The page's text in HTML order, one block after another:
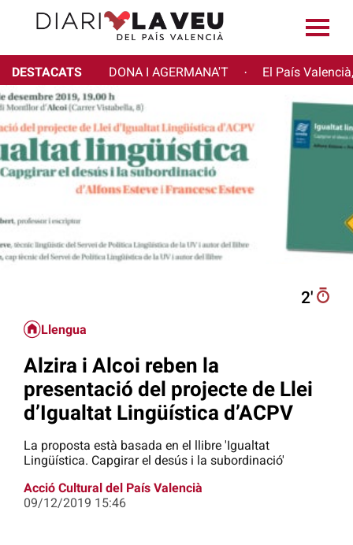
DESTACATS DONA I AGERMANA'T · El País
2′
Llengua
Alzira i Alcoi reben la
presentació del projecte de Llei
d’Igualtat Lingüística d’ACPV
La proposta està basada en el llibre 'Igualtat
Lingüística. Capgirar el desús i la subordinació'
Acció Cultural del País Valencià
09/12/2019 15:46